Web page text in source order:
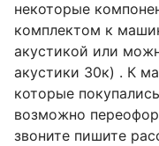
некоторые
комплектом к
акустикой или
акустики 30к) . К
которые
возможно
звоните пишите